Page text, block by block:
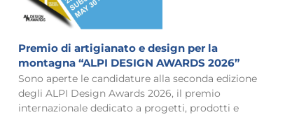
Premio di artigianato e design per la
montagna “ALPI DESIGN AWARDS 2026”
Sono aperte le candidature alla seconda edizione
degli ALPI Design Awards 2026, il premio
internazionale dedicato a progetti, prodotti e